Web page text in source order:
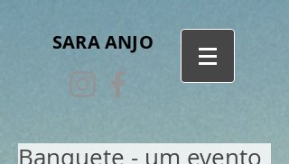
SARA ANJO
Banquete - um evento